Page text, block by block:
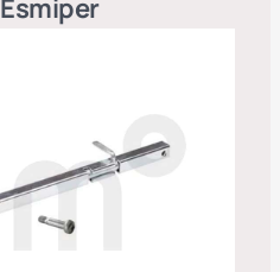
Esmiper